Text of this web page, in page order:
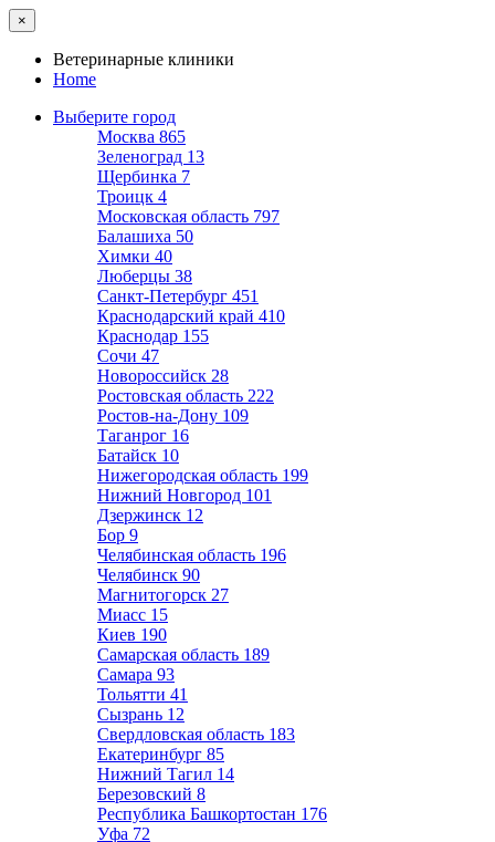
×
Ветеринарные клиники
Home
Выберите город
Москва 865
Зеленоград 13
Щербинка 7
Троицк 4
Московская область 797
Балашиха 50
Химки 40
Люберцы 38
Санкт-Петербург 451
Краснодарский край 410
Краснодар 155
Сочи 47
Новороссийск 28
Ростовская область 222
Ростов-на-Дону 109
Таганрог 16
Батайск 10
Нижегородская область 199
Нижний Новгород 101
Дзержинск 12
Бор 9
Челябинская область 196
Челябинск 90
Магнитогорск 27
Миасс 15
Киев 190
Самарская область 189
Самара 93
Тольятти 41
Сызрань 12
Свердловская область 183
Екатеринбург 85
Нижний Тагил 14
Березовский 8
Республика Башкортостан 176
Уфа 72